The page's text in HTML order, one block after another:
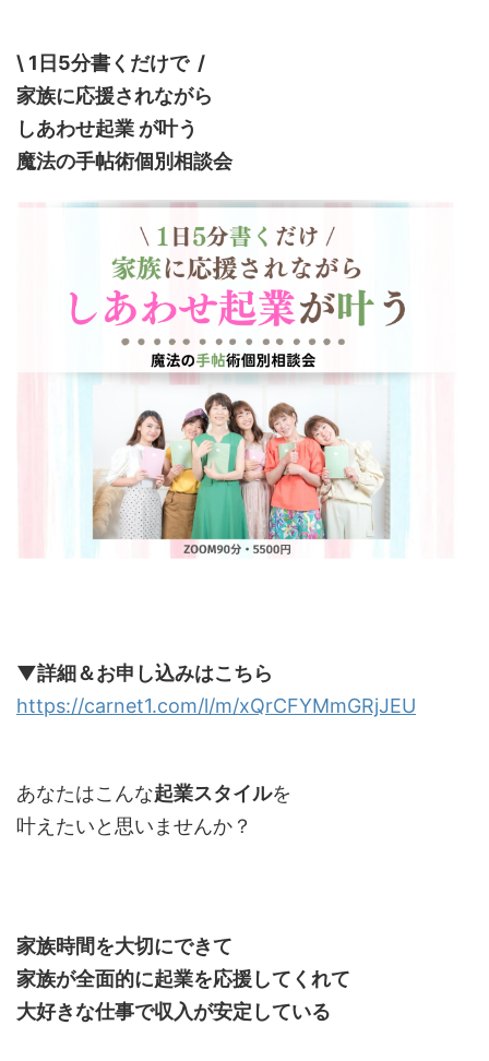
\ 1日5分書くだけで /
家族に応援されながら
しあわせ起業 が叶う
魔法の手帖術個別相談会
▼詳細＆お申し込みはこちら
https://carnet1.com/l/m/xQrCFYMmGRjJEU
あなたはこんな起業スタイルを
叶えたいと思いませんか？
家族時間を大切にできて
家族が全面的に起業を応援してくれて
大好きな仕事で収入が安定している